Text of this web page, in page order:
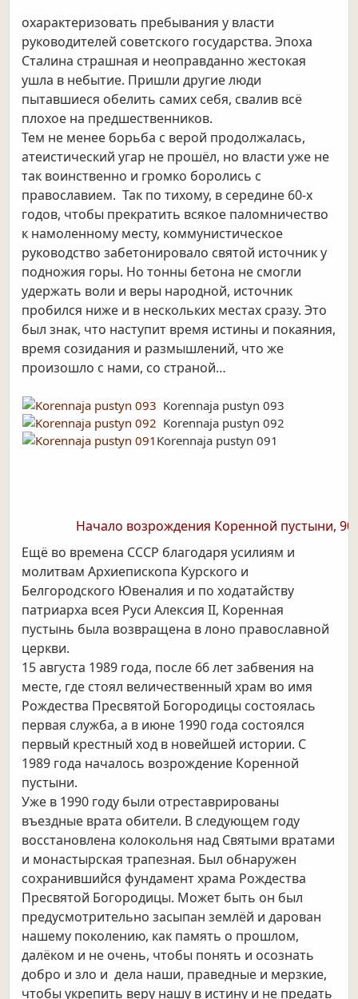
охарактеризовать пребывания у власти
руководителей советского государства. Эпоха
Сталина страшная и неоправданно жестокая
ушла в небытие. Пришли другие люди
пытавшиеся обелить самих себя, свалив всё
плохое на предшественников.
Тем не менее борьба с верой продолжалась,
атеистический угар не прошёл, но власти уже не
так воинственно и громко боролись с
православием. Так по тихому, в середине 60-х
годов, чтобы прекратить всякое паломничество
к намоленному месту, коммунистическое
руководство забетонировало святой источник у
подножия горы. Но тонны бетона не смогли
удержать воли и веры народной, источник
пробился ниже и в нескольких местах сразу. Это
был знак, что наступит время истины и покаяния,
время созидания и размышлений, что же
произошло с нами, со страной…
Korennaja pustyn 093
Korennaja pustyn 092
Korennaja pustyn 091
Начало возрождения Коренной пустыни,
Ещё во времена СССР благодаря усилиям и
молитвам Архиепископа Курского и
Белгородского Ювеналия и по ходатайству
патриарха всея Руси Алексия II, Коренная
пустынь была возвращена в лоно православной
церкви.
15 августа 1989 года, после 66 лет забвения на
месте, где стоял величественный храм во имя
Рождества Пресвятой Богородицы состоялась
первая служба, а в июне 1990 года состоялся
первый крестный ход в новейшей истории. С
1989 года началось возрождение Коренной
пустыни.
Уже в 1990 году были отреставрированы
въездные врата обители. В следующем году
восстановлена колокольня над Святыми вратами
и монастырская трапезная. Был обнаружен
сохранившийся фундамент храма Рождества
Пресвятой Богородицы. Может быть он был
предусмотрительно засыпан землёй и дарован
нашему поколению, как память о прошлом,
далёком и не очень, чтобы понять и осознать
добро и зло и дела наши, праведные и мерзкие,
чтобы укрепить веру нашу в истину и не предать